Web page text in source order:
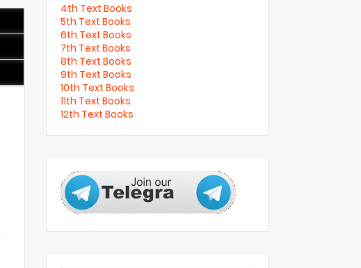
4th Text Books
5th Text Books
6th Text Books
7th Text Books
8th Text Books
9th Text Books
10th Text Books
11th Text Books
12th Text Books